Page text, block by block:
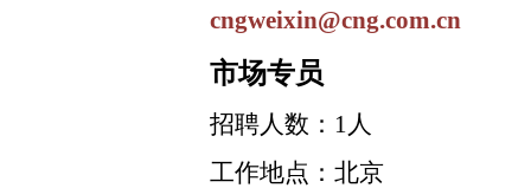
cngweixin@cng.com.cn
市场专员
招聘人数：1人
工作地点：北京